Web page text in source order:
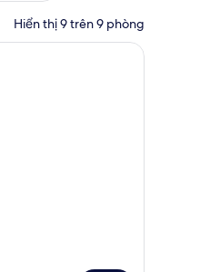
Hiển thị 9 trên 9 phòng
bông, minibar với thức uống miễn